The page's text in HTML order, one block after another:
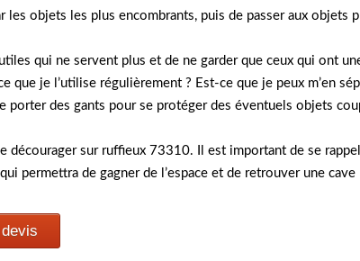
objets les plus encombrants, puis de passer aux objets
qui ne servent plus et de ne garder que ceux qui ont
je l’utilise régulièrement ? Est-ce que je peux m’en
porter des gants pour se protéger des éventuels objets
décourager sur ruffieux 73310. Il est important de se
permettra de gagner de l’espace et de retrouver une cave